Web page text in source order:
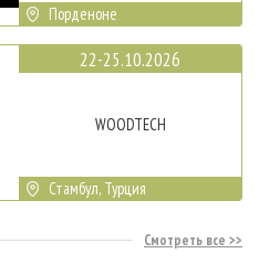
Порденоне
22-25.10.2026
WOODTECH
Стамбул, Турция
Смотреть все